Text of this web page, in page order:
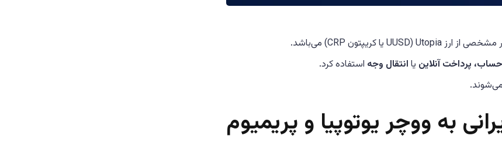
پرداخت آنلاین یا انتقال وجه استفاده کرد.
به ووچر یوتوپیا و پریمیوم